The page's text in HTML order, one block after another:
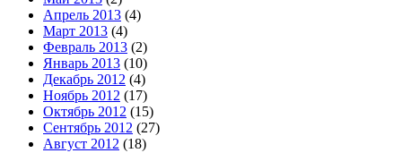
Апрель 2013 (4)
Март 2013 (4)
Февраль 2013 (2)
Январь 2013 (10)
Декабрь 2012 (4)
Ноябрь 2012 (17)
Октябрь 2012 (15)
Сентябрь 2012 (27)
Август 2012 (18)